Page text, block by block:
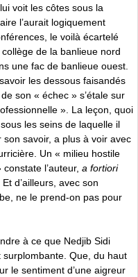
voit les côtes sous la
l’aurait logiquement
le voilà écartelé
de la banlieue nord
une fac de banlieue ouest.
les dessous faisandés
son « échec » s’étale sur
». La leçon, quoi
les seins de laquelle il
son savoir, a plus à voir avec
Un « milieu hostile
l’auteur, a fortiori
d’ailleurs, avec son
ne le prend-on pas pour
à ce que Nedjib Sidi
surplombante. Que, du haut
le sentiment d’une aigreur